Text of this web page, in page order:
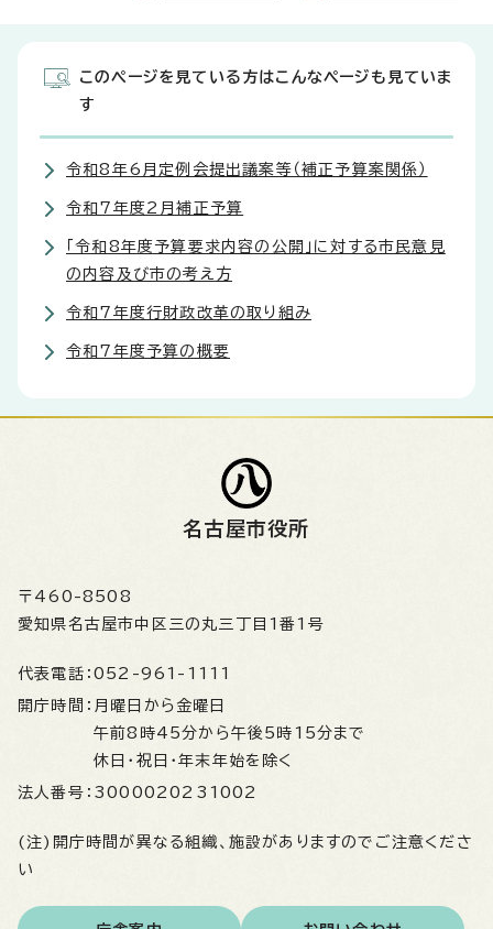
このページを見ている方はこんなページも見ていま
す
令和8年6月定例会提出議案等（補正予算案関係）
令和7年度2月補正予算
「令和8年度予算要求内容の公開」に対する市民意見
の内容及び市の考え方
令和7年度行財政改革の取り組み
令和7年度予算の概要
名古屋市役所
〒460-8508
愛知県名古屋市中区三の丸三丁目1番1号
代表電話： 052-961-1111
開庁時間： 月曜日から金曜日
午前8時45分から午後5時15分まで
休日・祝日・年末年始を除く
法人番号： 3000020231002
(注)開庁時間が異なる組織、施設がありますのでご注意くださ
い